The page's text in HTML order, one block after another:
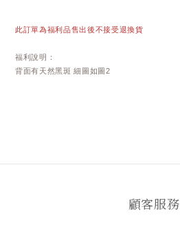
此訂單為福利品售出後不接受退換貨
福利說明：
背面有天然黑斑 細圖如圖2
顧客服務